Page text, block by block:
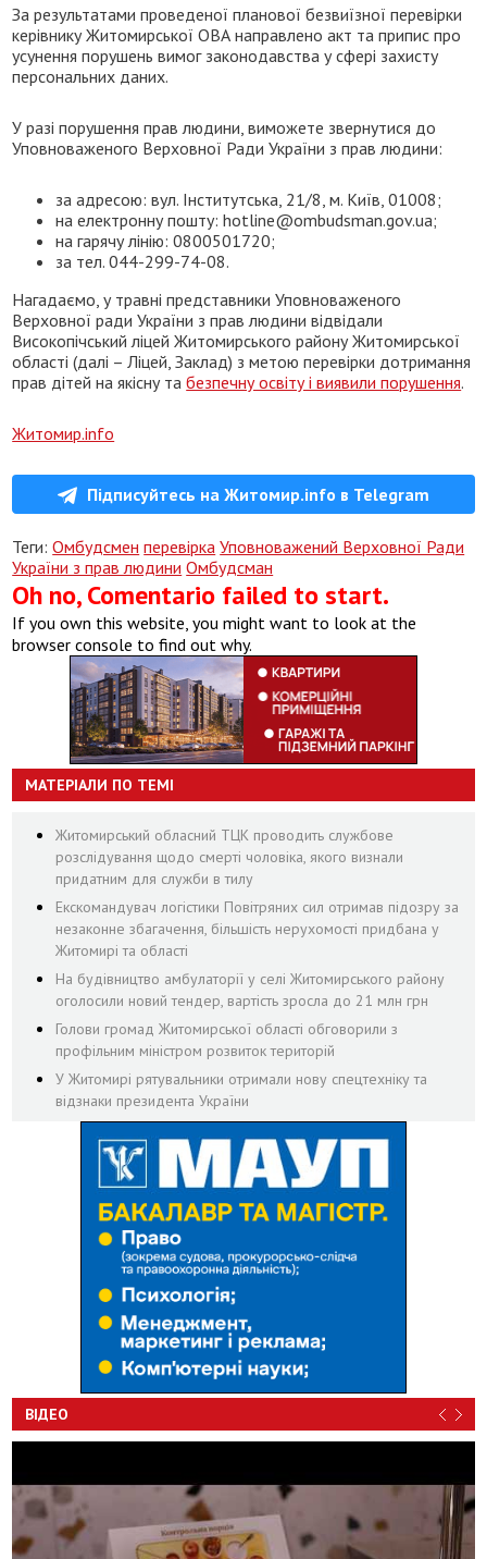
За результатами проведеної планової безвиїзної перевірки
керівнику Житомирської ОВА направлено акт та припис про
усунення порушень вимог законодавства у сфері захисту
персональних даних.
У разі порушення прав людини, виможете звернутися до
Уповноваженого Верховної Ради України з прав людини:
за адресою: вул. Інститутська, 21/8, м. Київ, 01008;
на електронну пошту: hotline@ombudsman.gov.ua;
на гарячу лінію: 0800501720;
за тел. 044-299-74-08.
Нагадаємо, у травні представники Уповноваженого
Верховної ради України з прав людини відвідали
Високопічський ліцей Житомирського району Житомирської
області (далі – Ліцей, Заклад) з метою перевірки дотримання
прав дітей на якісну табезпечну освіту і виявили порушення.
Житомир.info
Підписуйтесь на Житомир.info в Telegram
Теги:Омбудсмен перевірка Уповноважений Верховної Ради
України з прав людини Омбудсман
Oh no, Comentario failed to start.
If you own this website, you might want to look at the
browser console to find out why.
МАТЕРІАЛИ ПО ТЕМІ
Житомирський обласний ТЦК проводить службове
розслідування щодо смерті чоловіка, якого визнали
придатним для служби в тилу
Екскомандувач логістики Повітряних сил отримав підозру за
незаконне збагачення, більшість нерухомості придбана у
Житомирі та області
На будівництво амбулаторії у селі Житомирського району
оголосили новий тендер, вартість зросла до 21 млн грн
Голови громад Житомирської області обговорили з
профільним міністром розвиток територій
У Житомирі рятувальники отримали нову спецтехніку та
відзнаки президента України
ВІДЕО